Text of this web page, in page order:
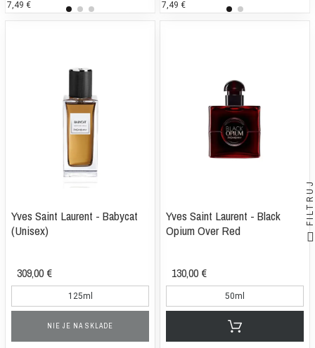
7,49 €
85,31 €
7,49 €
Yves Saint Laurent - Babycat
(Unisex)
309,00 €
125ml
NIE JE NA SKLADE
Yves Saint Laurent - Black
Opium Over Red
130,00 €
50ml
FILTRUJ